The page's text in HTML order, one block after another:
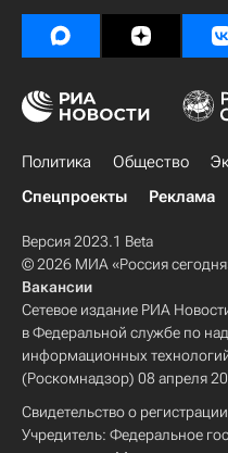
Политика Общество
Спецпроекты
Реклама
Версия 2023.1 Beta
© 2026 МИА «Россия
Вакансии
Сетевое издание РИА
в Федеральной службе по
информационных
(Роскомнадзор) 08 апреля
Свидетельство о
Учредитель: Федеральное